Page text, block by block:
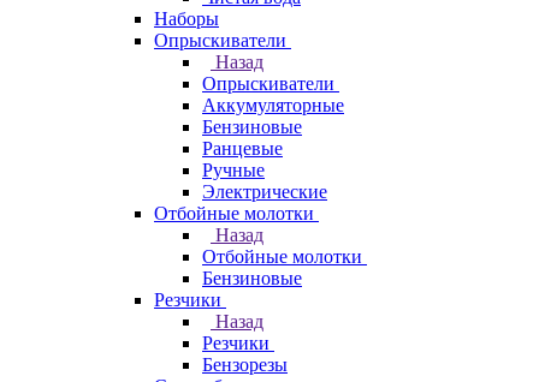
Наборы
Опрыскиватели
Назад
Опрыскиватели
Аккумуляторные
Бензиновые
Ранцевые
Ручные
Электрические
Отбойные молотки
Назад
Отбойные молотки
Бензиновые
Резчики
Назад
Резчики
Бензорезы